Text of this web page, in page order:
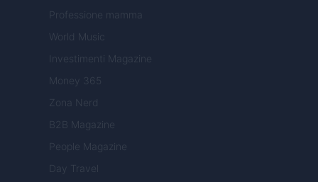
Professione mamma
World Music
Investimenti Magazine
Money 365
Zona Nerd
B2B Magazine
People Magazine
Day Travel